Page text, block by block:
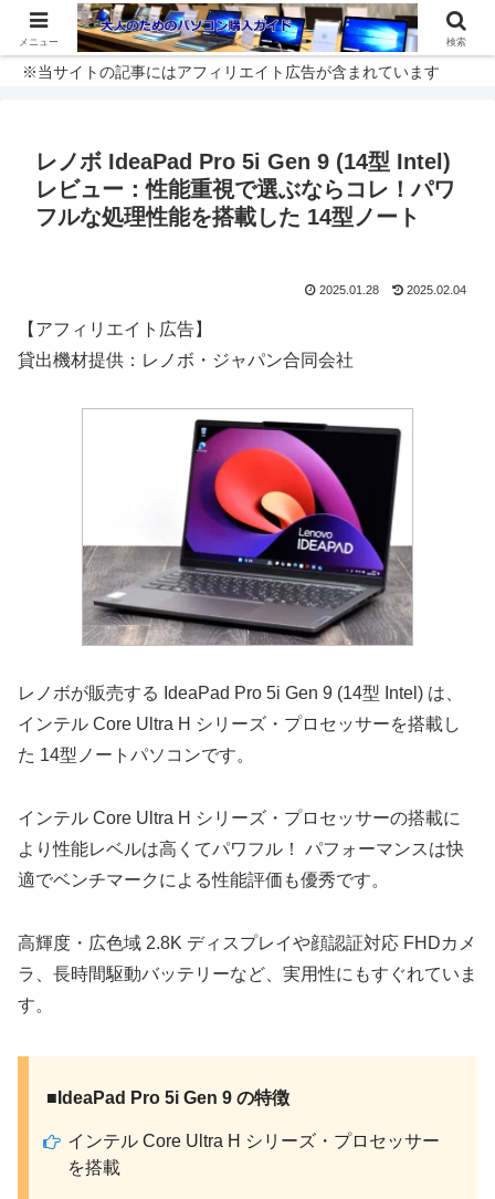
※当サイトの記事にはアフィリエイト広告が含まれています
レノボ IdeaPad Pro 5i Gen 9 (14型 Intel)
レビュー：性能重視で選ぶならコレ！パワ
フルな処理性能を搭載した 14型ノート
2025.01.28 2025.02.04
【アフィリエイト広告】
貸出機材提供：レノボ・ジャパン合同会社
レノボが販売する IdeaPad Pro 5i Gen 9 (14型 Intel) は、
インテル Core Ultra H シリーズ・プロセッサーを搭載し
た 14型ノートパソコンです。
インテル Core Ultra H シリーズ・プロセッサーの搭載に
より性能レベルは高くてパワフル！ パフォーマンスは快
適でベンチマークによる性能評価も優秀です。
高輝度・広色域 2.8K ディスプレイや顔認証対応 FHDカメ
ラ、長時間駆動バッテリーなど、実用性にもすぐれていま
す。
■IdeaPad Pro 5i Gen 9 の特徴
インテル Core Ultra H シリーズ・プロセッサー
を搭載
メニュー 検索